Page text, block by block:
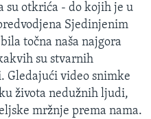
su otkrića - do kojih je u
Sjedinjenim
točna naša najgora
su stvarnih
Gledajući video snimke
života nedužnih ljudi,
mržnje prema nama.